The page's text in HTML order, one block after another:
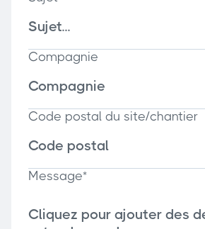
Compagnie
Code postal du site/chantier
Message*